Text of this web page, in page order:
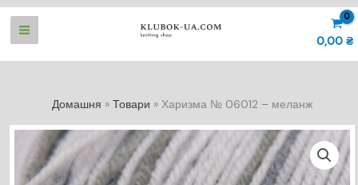
Перейти
0,00 ₴
Домашня Товари Харизма № 06012 – меланж